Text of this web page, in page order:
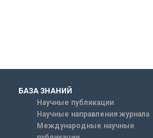
БАЗА ЗНАНИЙ
Научные публикации
Научные направления журнала
Международные научные